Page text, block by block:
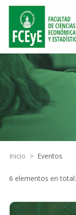
Inicio > Eventos
6 elementos en total: